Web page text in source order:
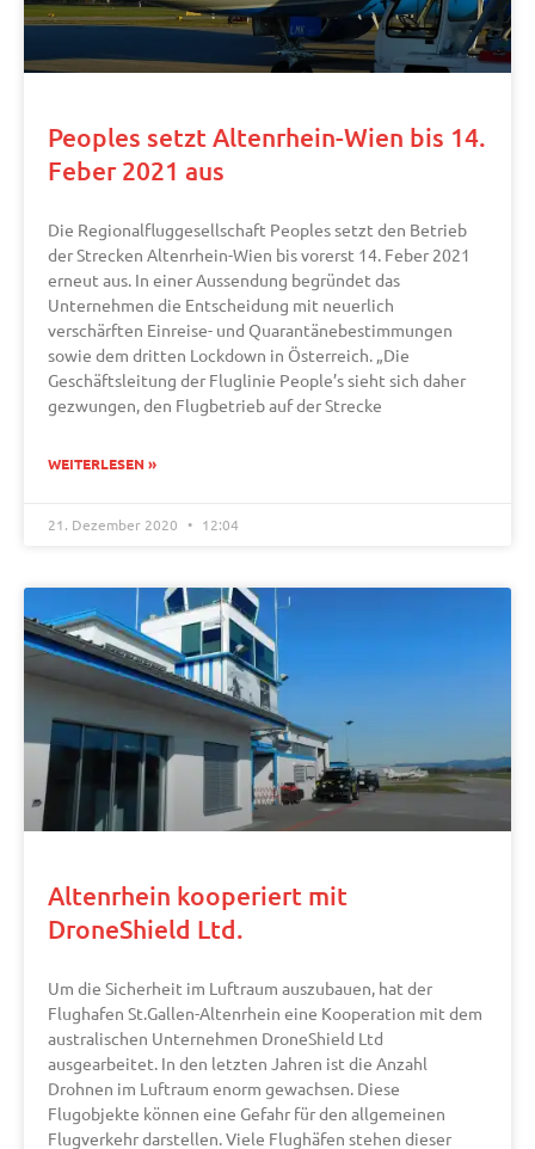
Peoples setzt Altenrhein-Wien bis 14.
Feber 2021 aus
Die Regionalfluggesellschaft Peoples setzt den Betrieb
der Strecken Altenrhein-Wien bis vorerst 14. Feber 2021
erneut aus. In einer Aussendung begründet das
Unternehmen die Entscheidung mit neuerlich
verschärften Einreise- und Quarantänebestimmungen
sowie dem dritten Lockdown in Österreich. „Die
Geschäftsleitung der Fluglinie People’s sieht sich daher
gezwungen, den Flugbetrieb auf der Strecke
WEITERLESEN »
21. Dezember 2020 12:04
Altenrhein kooperiert mit
DroneShield Ltd.
Um die Sicherheit im Luftraum auszubauen, hat der
Flughafen St.Gallen-Altenrhein eine Kooperation mit dem
australischen Unternehmen DroneShield Ltd
ausgearbeitet. In den letzten Jahren ist die Anzahl
Drohnen im Luftraum enorm gewachsen. Diese
Flugobjekte können eine Gefahr für den allgemeinen
Flugverkehr darstellen. Viele Flughäfen stehen dieser